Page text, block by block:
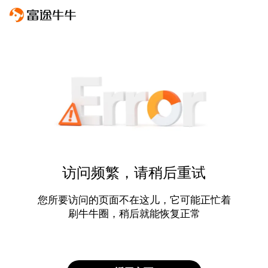
访问频繁，请稍后重试
您所要访问的页面不在这儿，它可能正忙着
刷牛牛圈，稍后就能恢复正常